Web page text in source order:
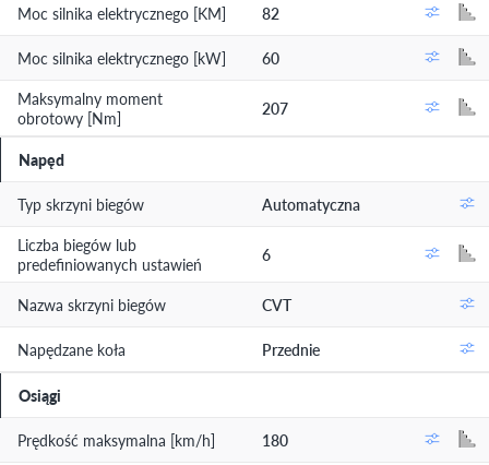
Moc silnika elektrycznego [KM] 82
Moc silnika elektrycznego [kW]
60
Maksymalny moment
obrotowy [Nm]
207
Napęd
Typ skrzyni biegów
Automatyczna
Liczba biegów lub
predefiniowanych ustawień
6
Nazwa skrzyni biegów CVT
Napędzane koła Przednie
Osiągi
Prędkość maksymalna [km/h] 180